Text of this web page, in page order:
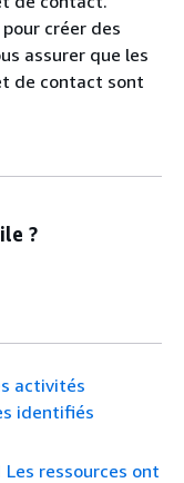
créer des
assurer que les
de contact sont
?
activités
identifiés
Les ressources ont